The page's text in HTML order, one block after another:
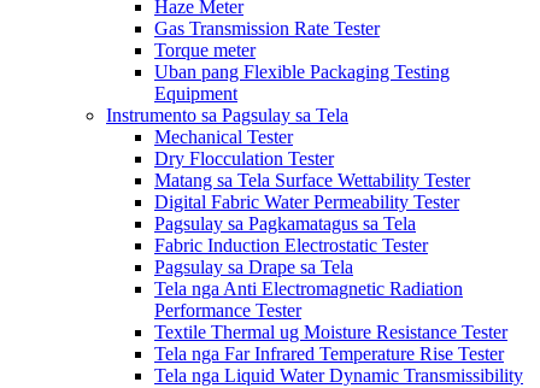
Haze Meter
Gas Transmission Rate Tester
Torque meter
Uban pang Flexible Packaging Testing
Equipment
Instrumento sa Pagsulay sa Tela
Mechanical Tester
Dry Flocculation Tester
Matang sa Tela Surface Wettability Tester
Digital Fabric Water Permeability Tester
Pagsulay sa Pagkamatagus sa Tela
Fabric Induction Electrostatic Tester
Pagsulay sa Drape sa Tela
Tela nga Anti Electromagnetic Radiation
Performance Tester
Textile Thermal ug Moisture Resistance Tester
Tela nga Far Infrared Temperature Rise Tester
Tela nga Liquid Water Dynamic Transmissibility